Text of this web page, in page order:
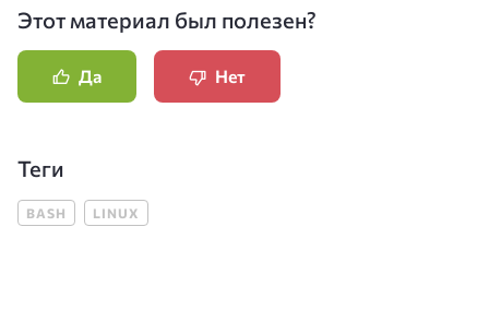
Этот материал был полезен?
Да Нет
Теги
BASH LINUX